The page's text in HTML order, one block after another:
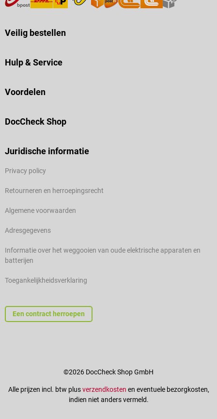
Veilig bestellen
Hulp & Service
Voordelen
DocCheck Shop
Juridische informatie
Privacy policy
Retourneren en herroepingsrecht
Algemene voorwaarden
Adresgegevens
Informatie over het weggooien van oude elektrische apparaten en
batterijen
Toegankelijkheidsverklaring
Een contract herroepen
©2026 DocCheck Shop GmbH
Alle prijzen incl. btw plusverzendkosten en eventuele bezorgkosten,
indien niet anders vermeld.